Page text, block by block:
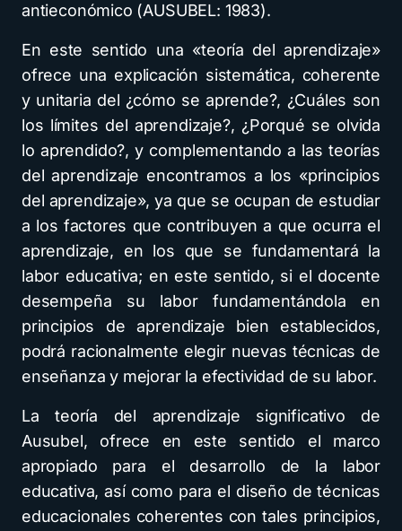
antieconómico (AUSUBEL: 1983).
En este sentido una «teoría del aprendizaje»
ofrece una explicación sistemática, coherente
y unitaria del ¿cómo se aprende?, ¿Cuáles son
los límites del aprendizaje?, ¿Porqué se olvida
lo aprendido?, y complementando a las teorías
del aprendizaje encontramos a los «principios
del aprendizaje», ya que se ocupan de estudiar
a los factores que contribuyen a que ocurra el
aprendizaje, en los que se fundamentará la
labor educativa; en este sentido, si el docente
desempeña su labor fundamentándola en
principios de aprendizaje bien establecidos,
podrá racionalmente elegir nuevas técnicas de
enseñanza y mejorar la efectividad de su labor.
La teoría del aprendizaje significativo de
Ausubel, ofrece en este sentido el marco
apropiado para el desarrollo de la labor
educativa, así como para el diseño de técnicas
educacionales coherentes con tales principios,